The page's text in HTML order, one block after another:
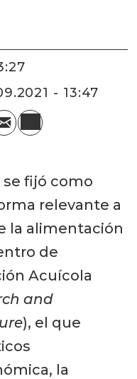
- 13:47
se fijó como
relevante a
la alimentación
de
Acuícola
and
), el que
la